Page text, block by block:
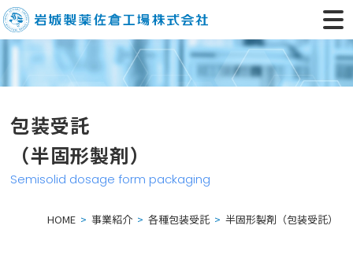
包装受託
（半固形製剤）
Semisolid dosage form packaging
HOME 事業紹介 各種包装受託 半固形製剤（包装受託）